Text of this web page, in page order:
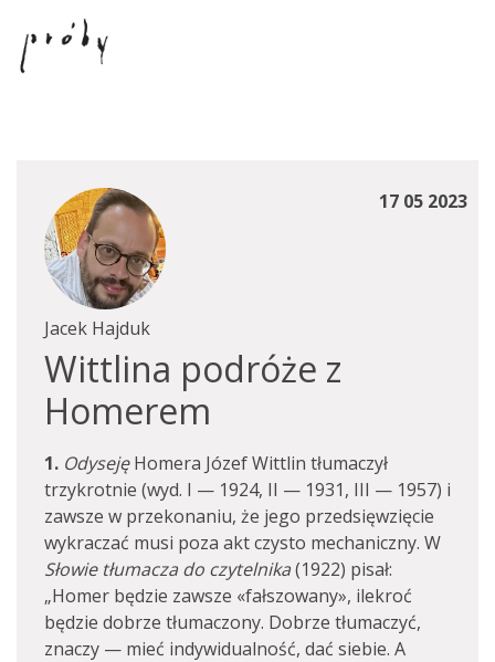
17 05 2023
Jacek Hajduk
Wittlina podróże z
Homerem
1. OdysejęHomera Józef Wittlin tłumaczył
trzykrotnie (wyd. I — 1924, II — 1931, III — 1957) i
zawsze w przekonaniu, że jego przedsięwzięcie
wykraczać musi poza akt czysto mechaniczny. W
Słowie tłumacza do czytelnika(1922) pisał:
„Homer będzie zawsze «fałszowany», ilekroć
będzie dobrze tłumaczony. Dobrze tłumaczyć,
znaczy — mieć indywidualność, dać siebie. A